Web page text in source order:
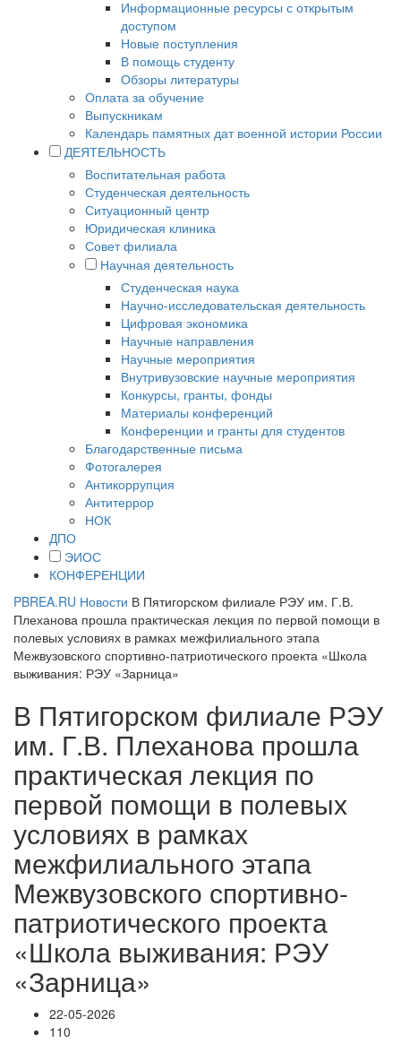
Информационные ресурсы с открытым
доступом
Новые поступления
В помощь студенту
Обзоры литературы
Оплата за обучение
Выпускникам
Календарь памятных дат военной истории России
ДЕЯТЕЛЬНОСТЬ
Воспитательная работа
Студенческая деятельность
Ситуационный центр
Юридическая клиника
Совет филиала
Научная деятельность
Студенческая наука
Научно-исследовательская деятельность
Цифровая экономика
Научные направления
Научные мероприятия
Внутривузовские научные мероприятия
Конкурсы, гранты, фонды
Материалы конференций
Конференции и гранты для студентов
Благодарственные письма
Фотогалерея
Антикоррупция
Антитеррор
НОК
ДПО
ЭИОС
КОНФЕРЕНЦИИ
PBREA.RU Новости В Пятигорском филиале РЭУ им. Г.В.
Плеханова прошла практическая лекция по первой помощи в
полевых условиях в рамках межфилиального этапа
Межвузовского спортивно-патриотического проекта «Школа
выживания: РЭУ «Зарница»
В Пятигорском филиале РЭУ
им. Г.В. Плеханова прошла
практическая лекция по
первой помощи в полевых
условиях в рамках
межфилиального этапа
Межвузовского спортивно-
патриотического проекта
«Школа выживания: РЭУ
«Зарница»
22-05-2026
110